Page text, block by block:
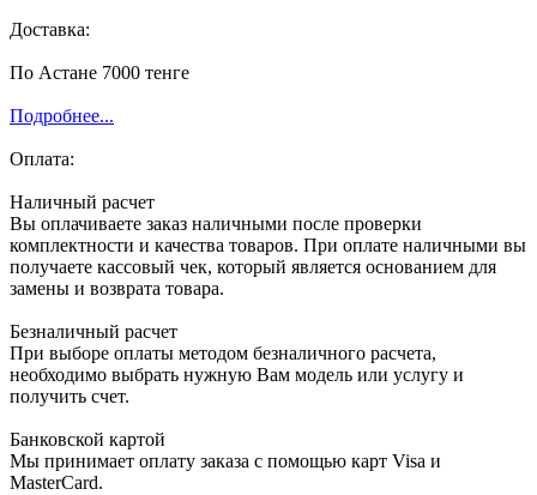
Доставка:
По Астане 7000 тенге
Подробнее...
Оплата:
Наличный расчет
Вы оплачиваете заказ наличными после проверки
комплектности и качества товаров. При оплате наличными вы
получаете кассовый чек, который является основанием для
замены и возврата товара.
Безналичный расчет
При выборе оплаты методом безналичного расчета,
необходимо выбрать нужную Вам модель или услугу и
получить счет.
Банковской картой
Мы принимает оплату заказа с помощью карт Visa и
MasterCard.